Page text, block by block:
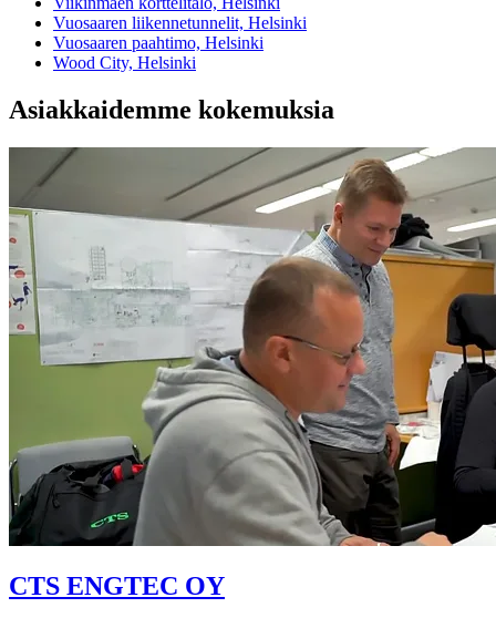
Vuosaaren liikennetunnelit, Helsinki
Vuosaaren paahtimo, Helsinki
Wood City, Helsinki
Asiakkaidemme kokemuksia
CTS ENGTEC OY